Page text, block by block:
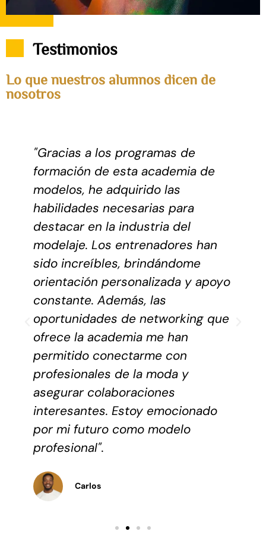
Testimonios
Lo que nuestros alumnos dicen de
nosotros
"Gracias a los programas de
formación de esta academia de
modelos, he adquirido las
habilidades necesarias para
destacar en la industria del
modelaje. Los entrenadores han
sido increíbles, brindándome
orientación personalizada y apoyo
constante. Además, las
oportunidades de networking que
ofrece la academia me han
permitido conectarme con
profesionales de la moda y
asegurar colaboraciones
interesantes. Estoy emocionado
por mi futuro como modelo
profesional".
Carlos